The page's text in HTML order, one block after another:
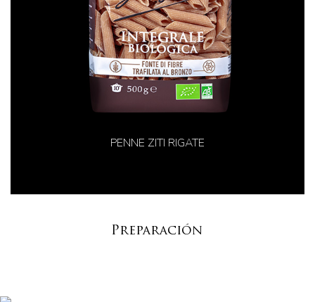
PENNE ZITI RIGATE
Preparación